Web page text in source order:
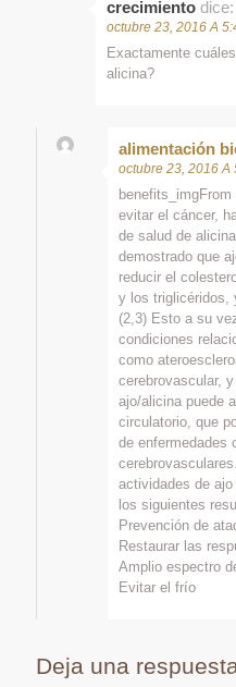
crecimiento dice:
octubre 23, 2016 A
Exactamente
alicina?
alimentación
octubre 23, 2016 A
evitar el cáncer,
de salud de
demostrado que
reducir el
y los triglicéridos,
(2,3) Esto a su
condiciones
como
cerebrovascular,
ajo/alicina puede
circulatorio, que
de enfermedades
actividades de
los siguientes
Prevención de
Restaurar las
Amplio espectro
Evitar el frío
Deja una